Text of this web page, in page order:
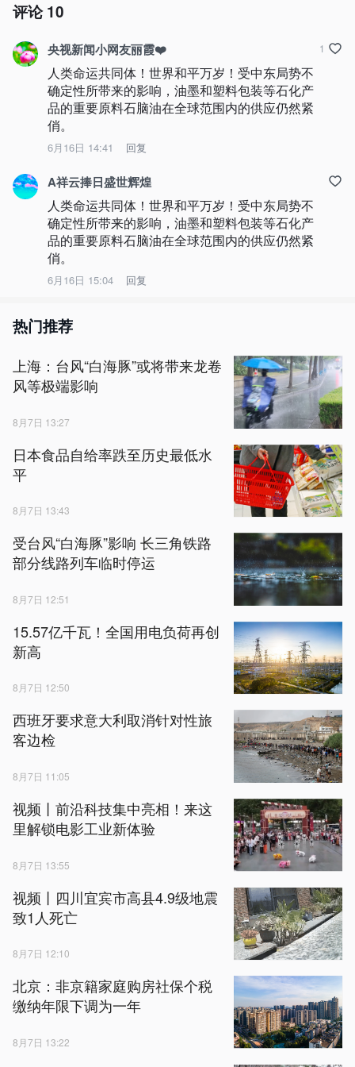
评论10
央视新闻小网友丽霞❤️
人类命运共同体！世界和平万岁！受中东局势不
确定性所带来的影响，油墨和塑料包装等石化产
品的重要原料石脑油在全球范围内的供应仍然紧
俏。
6月16日 14:41 回复
1
A祥云捧日盛世辉煌
人类命运共同体！世界和平万岁！受中东局势不
确定性所带来的影响，油墨和塑料包装等石化产
品的重要原料石脑油在全球范围内的供应仍然紧
俏。
6月16日 15:04 回复
热门推荐
上海：台风“白海豚”或将带来龙卷
风等极端影响
8月7日 13:27
日本食品自给率跌至历史最低水
平
8月7日 13:43
受台风“白海豚”影响 长三角铁路
部分线路列车临时停运
8月7日 12:51
15.57亿千瓦！全国用电负荷再创
新高
8月7日 12:50
西班牙要求意大利取消针对性旅
客边检
8月7日 11:05
视频丨前沿科技集中亮相！来这
里解锁电影工业新体验
8月7日 13:55
视频丨四川宜宾市高县4.9级地震
致1人死亡
8月7日 12:10
北京：非京籍家庭购房社保个税
缴纳年限下调为一年
8月7日 13:22